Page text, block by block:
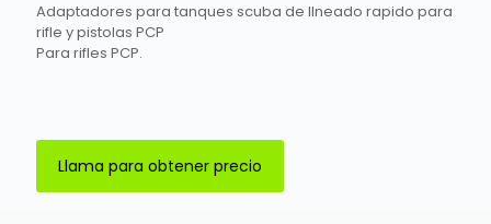
Adaptadores para tanques scuba de llneado rapido para
rifle y pistolas PCP
Para rifles PCP.
Llama para obtener precio